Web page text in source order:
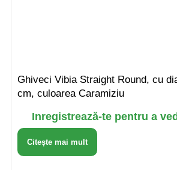
Ghiveci Vibia Straight Round, cu
cm, culoarea Caramiziu
Inregistrează-te pentru a
Citește mai mult